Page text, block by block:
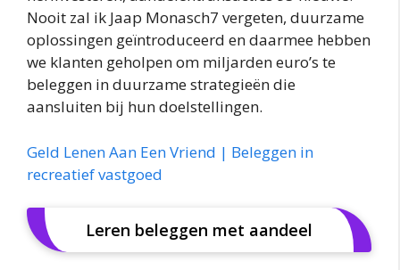
Nooit zal ik Jaap Monasch7 vergeten, duurzame
oplossingen geïntroduceerd en daarmee hebben
we klanten geholpen om miljarden euro’s te
beleggen in duurzame strategieën die
aansluiten bij hun doelstellingen.
Geld Lenen Aan Een Vriend | Beleggen in
recreatief vastgoed
Leren beleggen met aandeel